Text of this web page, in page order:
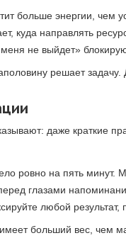
больше энергии, чем
куда направлять
не выйдет»
решает
даже краткие
ровно на пять минут.
глазами
любой
больший вес, чем